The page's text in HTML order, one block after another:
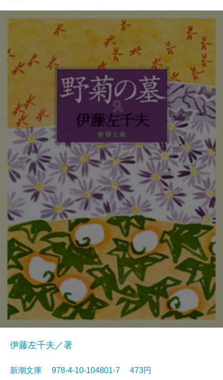
伊藤左千夫／著
新潮文庫 978-4-10-104801-7 473円